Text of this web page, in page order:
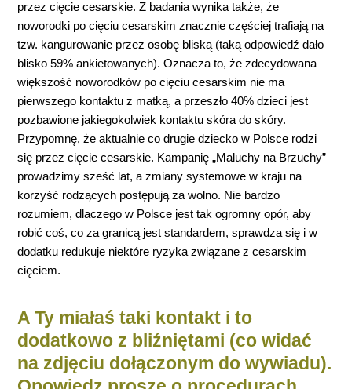
przez cięcie cesarskie. Z badania wynika także, że
noworodki po cięciu cesarskim znacznie częściej trafiają na
tzw. kangurowanie przez osobę bliską (taką odpowiedź dało
blisko 59% ankietowanych). Oznacza to, że zdecydowana
większość noworodków po cięciu cesarskim nie ma
pierwszego kontaktu z matką, a przeszło 40% dzieci jest
pozbawione jakiegokolwiek kontaktu skóra do skóry.
Przypomnę, że aktualnie co drugie dziecko w Polsce rodzi
się przez cięcie cesarskie. Kampanię „Maluchy na Brzuchy”
prowadzimy sześć lat, a zmiany systemowe w kraju na
korzyść rodzących postępują za wolno. Nie bardzo
rozumiem, dlaczego w Polsce jest tak ogromny opór, aby
robić coś, co za granicą jest standardem, sprawdza się i w
dodatku redukuje niektóre ryzyka związane z cesarskim
cięciem.
A Ty miałaś taki kontakt i to
dodatkowo z bliźniętami (co widać
na zdjęciu dołączonym do wywiadu).